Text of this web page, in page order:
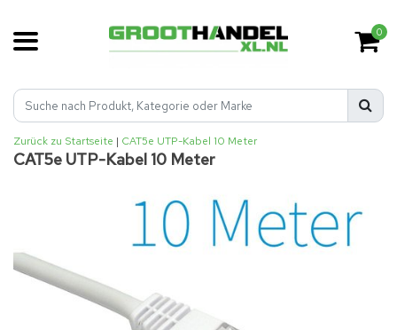
0
Zurück zu Startseite | CAT5e UTP-Kabel 10 Meter
CAT5e UTP-Kabel 10 Meter